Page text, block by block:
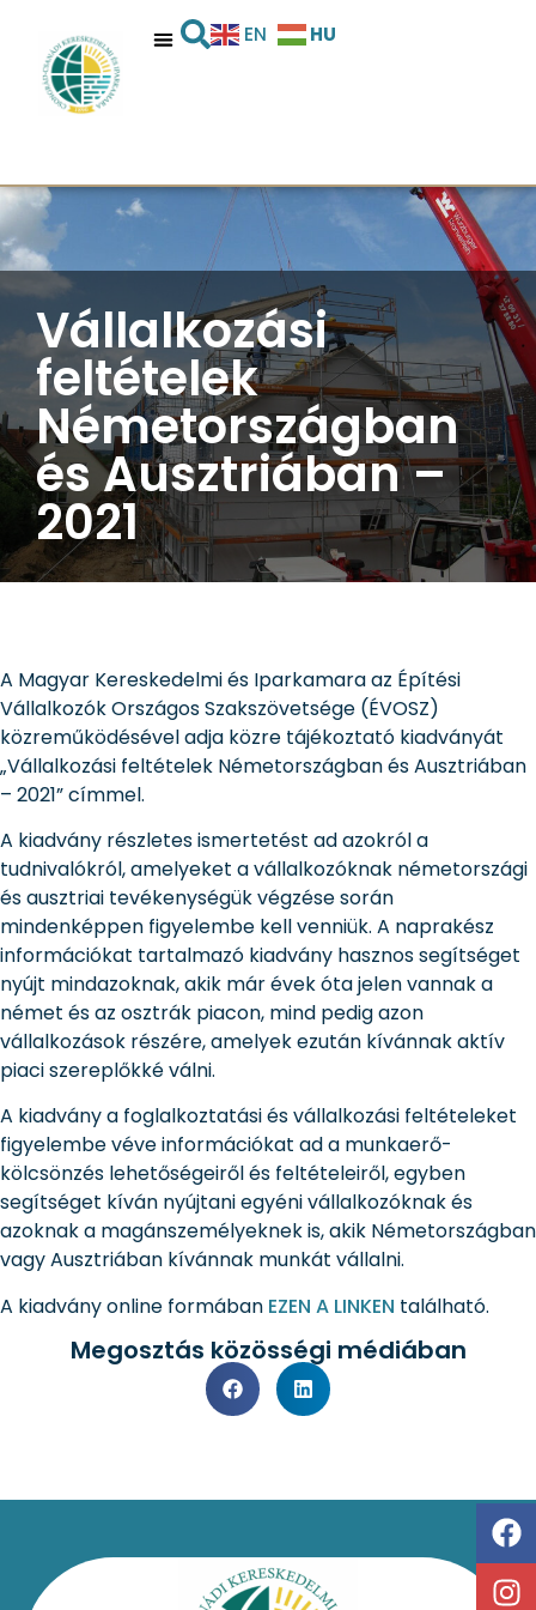
EN HU
Vállalkozási
feltételek
Németországban
és Ausztriában –
2021
A Magyar Kereskedelmi és Iparkamara az Építési
Vállalkozók Országos Szakszövetsége (ÉVOSZ)
közreműködésével adja közre tájékoztató kiadványát
„Vállalkozási feltételek Németországban és Ausztriában
– 2021” címmel.
A kiadvány részletes ismertetést ad azokról a
tudnivalókról, amelyeket a vállalkozóknak németországi
és ausztriai tevékenységük végzése során
mindenképpen figyelembe kell venniük. A naprakész
információkat tartalmazó kiadvány hasznos segítséget
nyújt mindazoknak, akik már évek óta jelen vannak a
német és az osztrák piacon, mind pedig azon
vállalkozások részére, amelyek ezután kívánnak aktív
piaci szereplőkké válni.
A kiadvány a foglalkoztatási és vállalkozási feltételeket
figyelembe véve információkat ad a munkaerő-
kölcsönzés lehetőségeiről és feltételeiről, egyben
segítséget kíván nyújtani egyéni vállalkozóknak és
azoknak a magánszemélyeknek is, akik Németországban
vagy Ausztriában kívánnak munkát vállalni.
A kiadvány online formában EZEN A LINKEN található.
Megosztás közösségi médiában